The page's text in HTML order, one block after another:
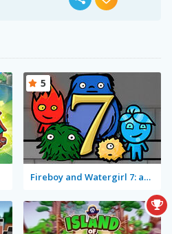
Fireboy and Watergirl 7: and Friends
5